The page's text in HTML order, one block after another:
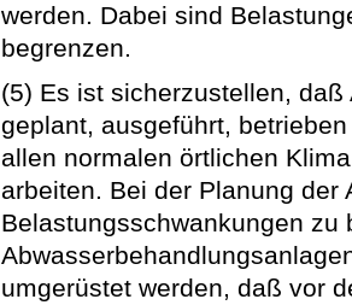
werden. Dabei sind
begrenzen.
(5) Es ist sicherzustellen,
geplant, ausgeführt,
allen normalen örtlichen
arbeiten. Bei der Planung der
Belastungsschwankungen zu
umgerüstet werden, daß vor